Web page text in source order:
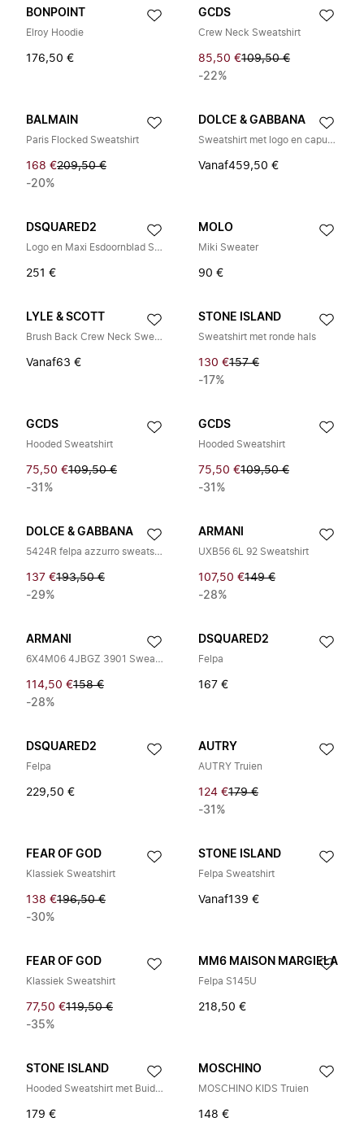
BONPOINT
Elroy Hoodie
176,50 €
GCDS
Crew Neck Sweatshirt
85,50 €109,50 €
-22%
BALMAIN
Paris Flocked Sweatshirt
168 €209,50 €
-20%
DOLCE & GABBANA
Sweatshirt met logo en capuchon
Vanaf459,50 €
DSQUARED2
Logo en Maxi Esdoornblad Sweatshirt
251 €
MOLO
Miki Sweater
90 €
LYLE & SCOTT
Brush Back Crew Neck Sweatshirt
Vanaf63 €
STONE ISLAND
Sweatshirt met ronde hals
130 €157 €
-17%
GCDS
Hooded Sweatshirt
75,50 €109,50 €
-31%
GCDS
Hooded Sweatshirt
75,50 €109,50 €
-31%
DOLCE & GABBANA
5424R felpa azzurro sweatshirt kid
137 €193,50 €
-29%
ARMANI
UXB56 6L 92 Sweatshirt
107,50 €149 €
-28%
ARMANI
6X4M06 4JBGZ 3901 Sweatshirt
114,50 €158 €
-28%
DSQUARED2
Felpa
167 €
DSQUARED2
Felpa
229,50 €
AUTRY
AUTRY Truien
124 €179 €
-31%
FEAR OF GOD
Klassiek Sweatshirt
138 €196,50 €
-30%
STONE ISLAND
Felpa Sweatshirt
Vanaf139 €
FEAR OF GOD
Klassiek Sweatshirt
77,50 €119,50 €
-35%
MM6 MAISON MARGIELA
Felpa S145U
218,50 €
STONE ISLAND
Hooded Sweatshirt met Buidelzak en Geribbelde Details
179 €
MOSCHINO
MOSCHINO KIDS Truien
148 €